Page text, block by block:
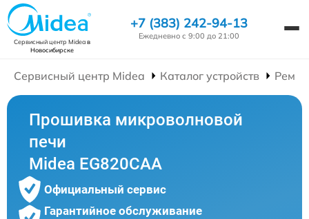
Сервисный центр Mideaв
Новосибирске
+7 (383) 242-94-13
Ежедневно с 9:00 до 21:00
Сервисный центр Midea Каталог устройств
Прошивка микроволновой
печи
Midea EG820CAA
Официальный сервис
Гарантийное обслуживание